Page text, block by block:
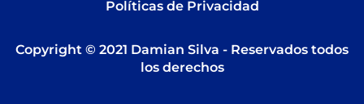
Copyright © 2021 Damian Silva - Reservados todos
los derechos
Políticas de Privacidad